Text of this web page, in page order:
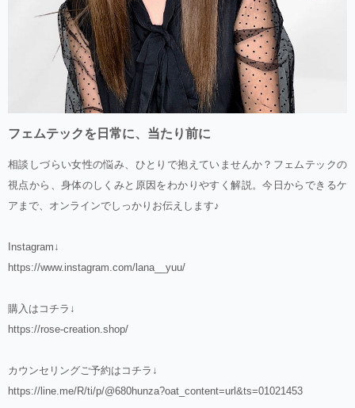
フェムテックを日常に、当たり前に
相談しづらい女性の悩み、ひとりで抱えていませんか？フェムテックの
視点から、身体のしくみと原因をわかりやすく解説。今日からできるケ
アまで、オンラインでしっかりお伝えします♪
Instagram↓
https://www.instagram.com/lana__yuu/
購入はコチラ↓
https://rose-creation.shop/
カウンセリングご予約はコチラ↓
https://line.me/R/ti/p/@680hunza?oat_content=url&ts=01021453